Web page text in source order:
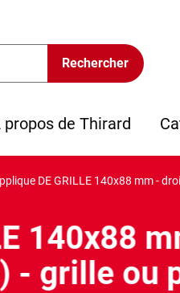
propos de Thirard
DE GRILLE 140x88 mm -
140x88
- grille ou